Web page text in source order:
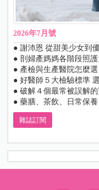
2026年7月號
● 謝沛恩 從甜美少女到
● 剖婦產媽媽各階段照
● 產檢與生產醫院怎麼選
● 好醫師５大檢驗標準
● 破解４個最常被誤解
● 藥膳、茶飲、日常保
雜誌訂閱